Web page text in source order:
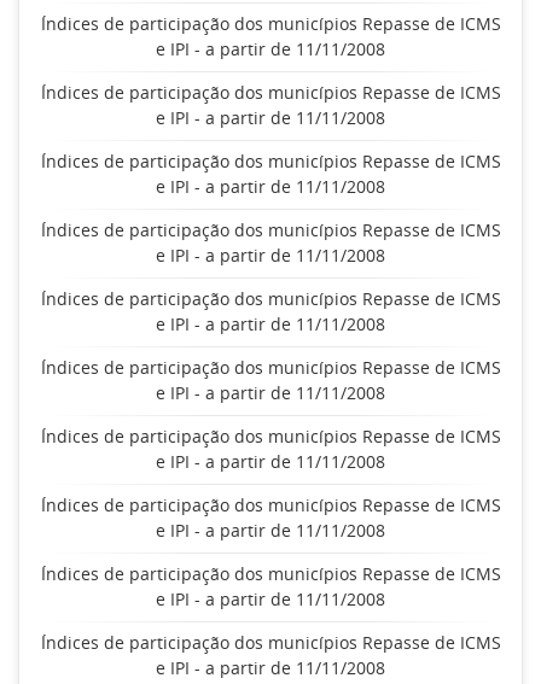
Índices de participação dos municípios Repasse de ICMS
e IPI - a partir de 11/11/2008
Índices de participação dos municípios Repasse de ICMS
e IPI - a partir de 11/11/2008
Índices de participação dos municípios Repasse de ICMS
e IPI - a partir de 11/11/2008
Índices de participação dos municípios Repasse de ICMS
e IPI - a partir de 11/11/2008
Índices de participação dos municípios Repasse de ICMS
e IPI - a partir de 11/11/2008
Índices de participação dos municípios Repasse de ICMS
e IPI - a partir de 11/11/2008
Índices de participação dos municípios Repasse de ICMS
e IPI - a partir de 11/11/2008
Índices de participação dos municípios Repasse de ICMS
e IPI - a partir de 11/11/2008
Índices de participação dos municípios Repasse de ICMS
e IPI - a partir de 11/11/2008
Índices de participação dos municípios Repasse de ICMS
e IPI - a partir de 11/11/2008